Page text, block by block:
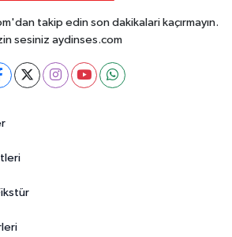
takip edin son dakikalari kaçırmayın.
sesiniz aydinses.com